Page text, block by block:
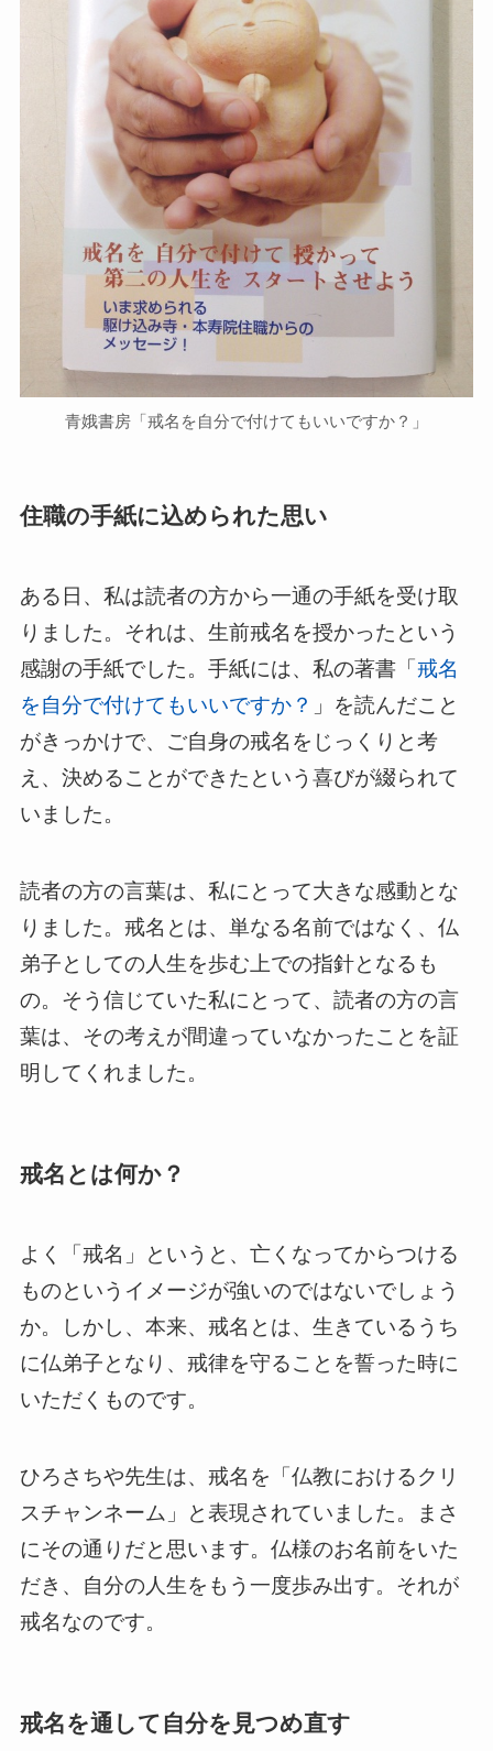
青娥書房「戒名を自分で付けてもいいですか？」
住職の手紙に込められた思い
ある日、私は読者の方から一通の手紙を受け取
りました。それは、生前戒名を授かったという
感謝の手紙でした。手紙には、私の著書「戒名
を自分で付けてもいいですか？ 」を読んだこと
がきっかけで、ご自身の戒名をじっくりと考
え、決めることができたという喜びが綴られて
いました。
読者の方の言葉は、私にとって大きな感動とな
りました。戒名とは、単なる名前ではなく、仏
弟子としての人生を歩む上での指針となるも
の。そう信じていた私にとって、読者の方の言
葉は、その考えが間違っていなかったことを証
明してくれました。
戒名とは何か？
よく「戒名」というと、亡くなってからつける
ものというイメージが強いのではないでしょう
か。しかし、本来、戒名とは、生きているうち
に仏弟子となり、戒律を守ることを誓った時に
いただくものです。
ひろさちや先生は、戒名を「仏教におけるクリ
スチャンネーム」と表現されていました。まさ
にその通りだと思います。仏様のお名前をいた
だき、自分の人生をもう一度歩み出す。それが
戒名なのです。
戒名を通して自分を見つめ直す